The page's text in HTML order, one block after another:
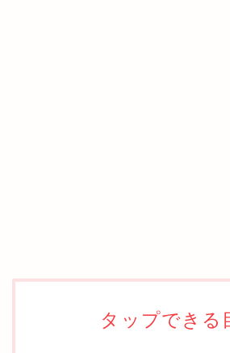
タップできる